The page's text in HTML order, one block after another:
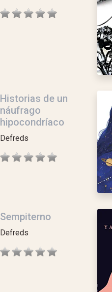
Historias de un
náufrago
hipocondríaco
Defreds
Sempiterno
Defreds